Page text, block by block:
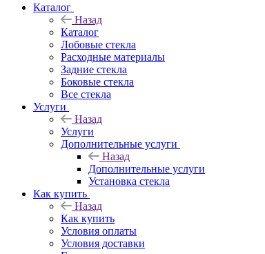
Каталог
Назад
Каталог
Лобовые стекла
Расходные материалы
Задние стекла
Боковые стекла
Все стекла
Услуги
Назад
Услуги
Дополнительные услуги
Назад
Дополнительные услуги
Установка стекла
Как купить
Назад
Как купить
Условия оплаты
Условия доставки